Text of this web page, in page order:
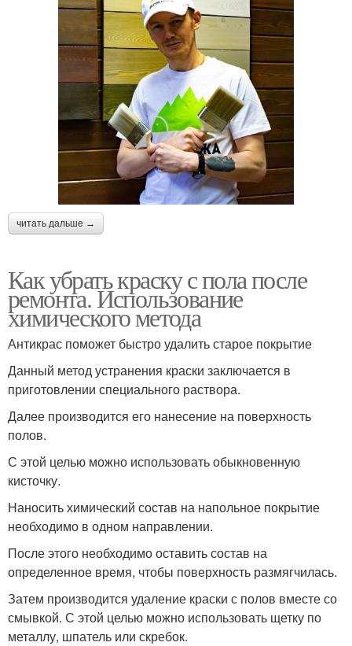
читать дальше →
Как убрать краску с пола после
ремонта. Использование
химического метода
Антикрас поможет быстро удалить старое покрытие
Данный метод устранения краски заключается в
приготовлении специального раствора.
Далее производится его нанесение на поверхность
полов.
С этой целью можно использовать обыкновенную
кисточку.
Наносить химический состав на напольное покрытие
необходимо в одном направлении.
После этого необходимо оставить состав на
определенное время, чтобы поверхность размягчилась.
Затем производится удаление краски с полов вместе со
смывкой. С этой целью можно использовать щетку по
металлу, шпатель или скребок.